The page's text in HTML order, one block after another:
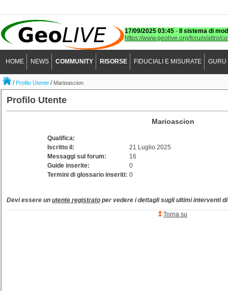
17/09/2025 03:45 -
Il sistema di
https://www.geolive.org/forum/altro/
HOME NEWS COMMUNITY RISORSE FIDUCIALI E MISURATE GURU
/Profilo Utente / Marioascion
Profilo Utente
Marioascion
Qualifica:
Iscritto il:
21 Luglio 2025
Messaggi sul forum:
16
Guide inserite:
0
Termini di glossario inseriti: 0
Devi essere un utente registrato per vedere i dettagli sugli ultimi interventi
Torna su